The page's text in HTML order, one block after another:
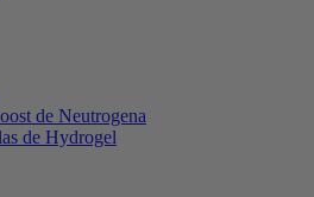
de Neutrogena
de Hydrogel